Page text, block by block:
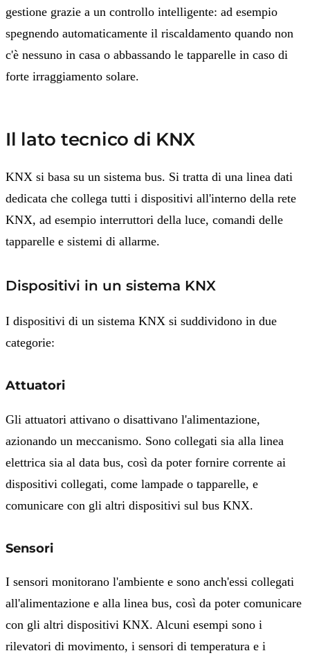
gestione grazie a un controllo intelligente: ad esempio
spegnendo automaticamente il riscaldamento quando non
c'è nessuno in casa o abbassando le tapparelle in caso di
forte irraggiamento solare.
Il lato tecnico di KNX
KNX si basa su un sistema bus. Si tratta di una linea dati
dedicata che collega tutti i dispositivi all'interno della rete
KNX, ad esempio interruttori della luce, comandi delle
tapparelle e sistemi di allarme.
Dispositivi in un sistema KNX
I dispositivi di un sistema KNX si suddividono in due
categorie:
Attuatori
Gli attuatori attivano o disattivano l'alimentazione,
azionando un meccanismo. Sono collegati sia alla linea
elettrica sia al data bus, così da poter fornire corrente ai
dispositivi collegati, come lampade o tapparelle, e
comunicare con gli altri dispositivi sul bus KNX.
Sensori
I sensori monitorano l'ambiente e sono anch'essi collegati
all'alimentazione e alla linea bus, così da poter comunicare
con gli altri dispositivi KNX. Alcuni esempi sono i
rilevatori di movimento, i sensori di temperatura e i